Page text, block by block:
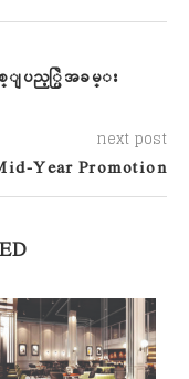
ျပည့္ပြဲအခမ္း
next post
Year Promotion